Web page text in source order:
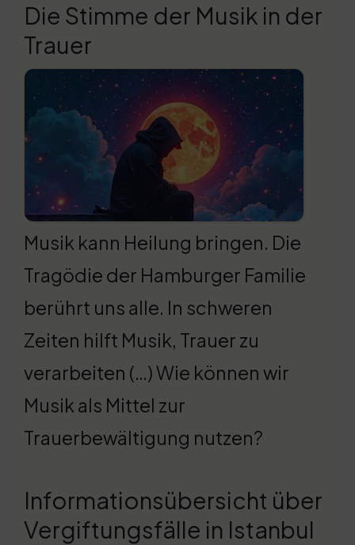
Die Stimme der Musik in der
Trauer
Musik kann Heilung bringen. Die
Tragödie der Hamburger Familie
berührt uns alle. In schweren
Zeiten hilft Musik, Trauer zu
verarbeiten (…) Wie können wir
Musik als Mittel zur
Trauerbewältigung nutzen?
Informationsübersicht über
Vergiftungsfälle in Istanbul